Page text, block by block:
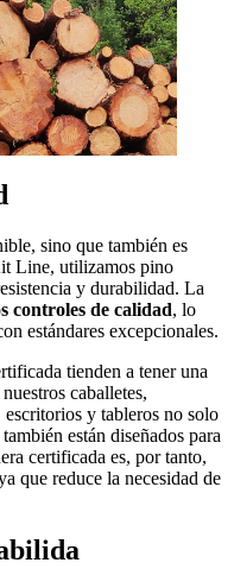
sino que también es
Line, utilizamos pino
y durabilidad. La
controles de calidad, lo
estándares excepcionales.
tienden a tener una
caballetes,
escritorios y tableros no solo
están diseñados para
certificada es, por tanto,
que reduce la necesidad de